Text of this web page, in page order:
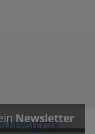
Newsletter